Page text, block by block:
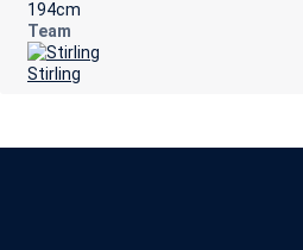
194cm
Team
Stirling